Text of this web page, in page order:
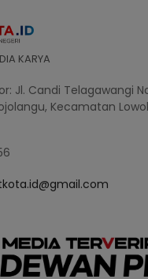
KARYA
Jl. Candi Telagawangi
Kecamatan